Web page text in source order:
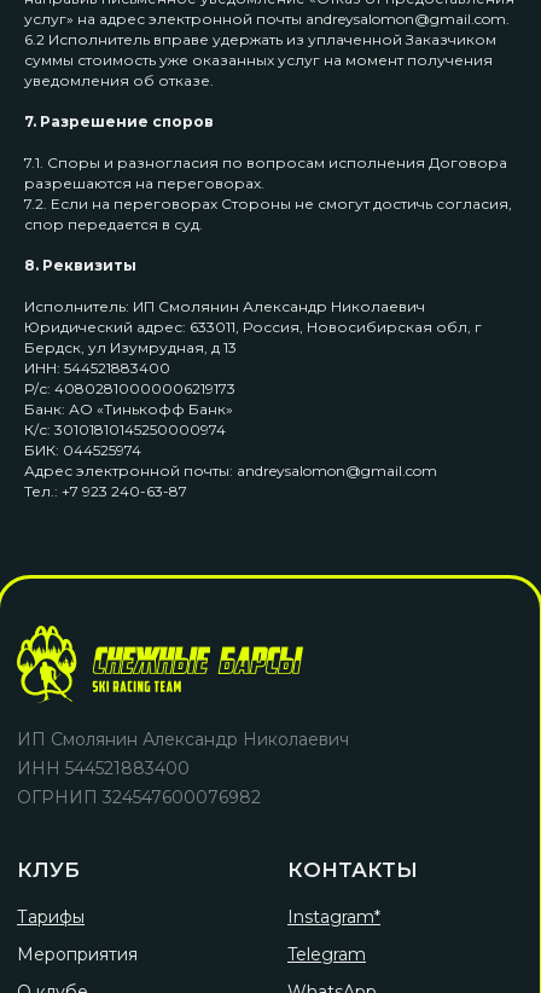
услуг» на адрес электронной почты andreysalomon@gmail.com.
6.2 Исполнитель вправе удержать из уплаченной Заказчиком
суммы стоимость уже оказанных услуг на момент получения
уведомления об отказе.
7. Разрешение споров
7.1. Споры и разногласия по вопросам исполнения Договора
разрешаются на переговорах.
7.2. Если на переговорах Стороны не смогут достичь согласия,
спор передается в суд.
8. Реквизиты
Исполнитель: ИП Смолянин Александр Николаевич
Юридический адрес: 633011, Россия, Новосибирская обл, г
Бердск, ул Изумрудная, д 13
ИНН: 544521883400
Р/с: 40802810000006219173
Банк: АО «Тинькофф Банк»
К/с: 30101810145250000974
БИК: 044525974
Адрес электронной почты: andreysalomon@gmail.com
Тел.: +7 923 240-63-87
Разработка сайта *Запрещен на территории РФ
КЛУБ
Тарифы
Мероприятия
О клубе
Локации тренировок
ИП Смолянин Александр Николаевич
ИНН 544521883400
ОГРНИП 324547600076982
ИНФОРМАЦИЯ
Политика конфиденциальности
Договор оферты
КОНТАКТЫ
Telegram
Instagram*